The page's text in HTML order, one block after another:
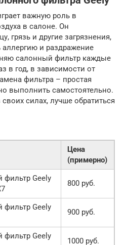
важную роль в
в салоне. Он
грязь и другие загрязнения,
и раздражение
салонный фильтр каждые
в год, в зависимости от
фильтра – простая
выполнить самостоятельно.
силах, лучше обратиться
Цена
(примерно)
Geely
800 руб.
Geely
900 руб.
Geely
1000 руб.